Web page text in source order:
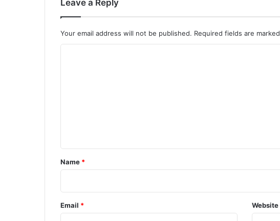
Leave a Reply
Your email address will not be published. Required fields are marked
*
Name *
Email * Website